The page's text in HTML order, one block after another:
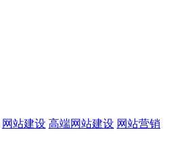
网站建设 高端网站建设 网站营销